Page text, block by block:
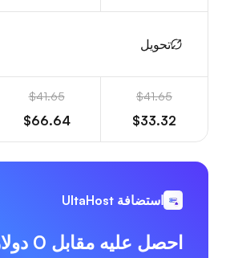
تحويل
$41.65
$33.32
$41.65
$66.64
استضافة UltaHost
احصل عليه مقابل 0 دولار